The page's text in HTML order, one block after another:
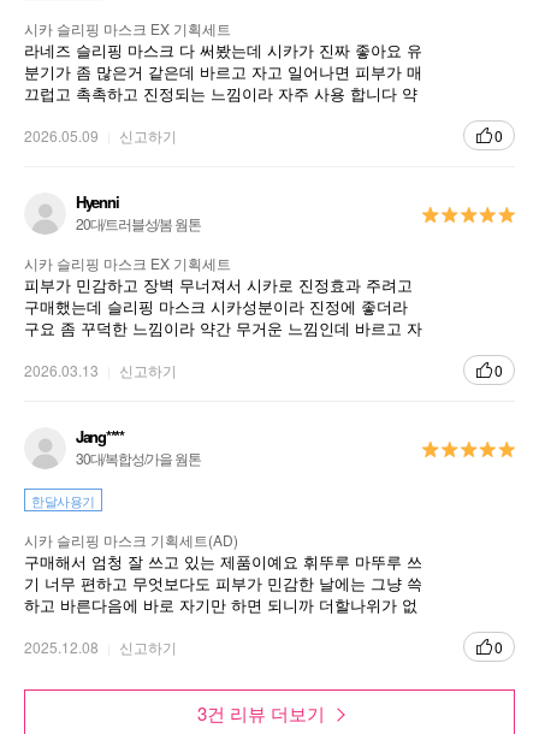
시카 슬리핑 마스크 EX 기획세트
라네즈 슬리핑 마스크 다 써봤는데 시카가 진짜 좋아요 유
분기가 좀 많은거 같은데 바르고 자고 일어나면 피부가 매
끄럽고 촉촉하고 진정되는 느낌이라 자주 사용 합니다 약
2026.05.09 신고하기 0
Hyenni
20대/트러블성/봄 웜톤
시카 슬리핑 마스크 EX 기획세트
피부가 민감하고 장벽 무너져서 시카로 진정효과 주려고
구매했는데 슬리핑 마스크 시카성분이라 진정에 좋더라
구요 좀 꾸덕한 느낌이라 약간 무거운 느낌인데 바르고 자
2026.03.13 신고하기 0
Jang****
30대/복합성/가을 웜톤
한달사용기
시카 슬리핑 마스크 기획세트(AD)
구매해서 엄청 잘 쓰고 있는 제품이예요 휘뚜루 마뚜루 쓰
기 너무 편하고 무엇보다도 피부가 민감한 날에는 그냥 쓱
하고 바른다음에 바로 자기만 하면 되니까 더할나위가 없
2025.12.08 신고하기 0
3건 리뷰 더보기